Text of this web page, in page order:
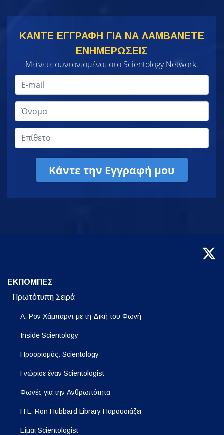
ΚΑΝΤΕ ΕΓΓΡΑΦΗ ΓΙΑ ΝΑ ΛΑΜΒΑΝΕΤΕ
ΕΝΗΜΕΡΩΣΕΙΣ
Μείνετε συντονισμένοι στο Scientology Network.
Κάντε την Εγγραφή μου
ΕΚΠΟΜΠΕΣ
Πρωτότυπη Σειρά
Λ. Ρον Χάμπαρντ με τη Δική του Φωνή
Inside Scientology
Προορισμός: Scientology
Γνώρισε έναν Scientologist
Φωνές για την Ανθρωπότητα
Η L. Ron Hubbard Library Παρουσιάζει
Είμαι Scientologist